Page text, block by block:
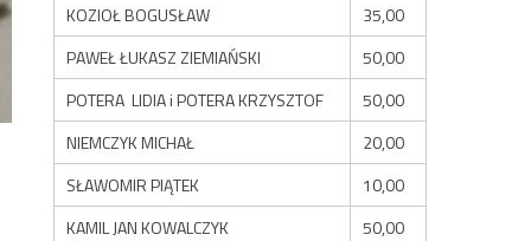
KOZIOŁ BOGUSŁAW
35,00
PAWEŁ ŁUKASZ ZIEMIAŃSKI
50,00
POTERA LIDIA i POTERA KRZYSZTOF
50,00
NIEMCZYK MICHAŁ
20,00
SŁAWOMIR PIĄTEK
10,00
KAMIL JAN KOWALCZYK
50,00